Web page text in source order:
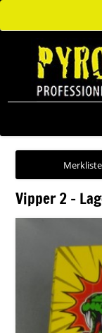
Merkliste
Vipper 2 -